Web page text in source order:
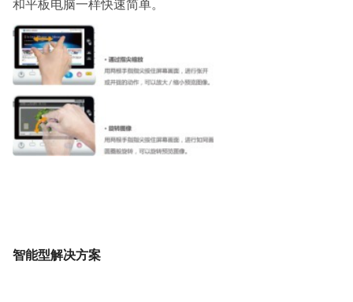
和平板电脑一样快速简单。
智能型解决方案